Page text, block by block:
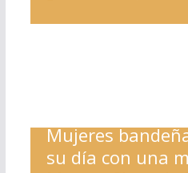
Mujeres
su día con una